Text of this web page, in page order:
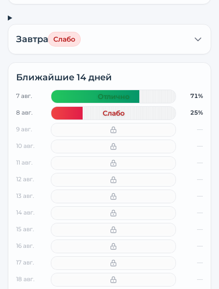
Завтра Слабо
Ближайшие 14 дней
7 авг. Отлично 71%
8 авг. Слабо 25%
9 авг. —
10 авг. —
11 авг. —
12 авг. —
13 авг. —
14 авг. —
15 авг. —
16 авг. —
17 авг. —
18 авг. —